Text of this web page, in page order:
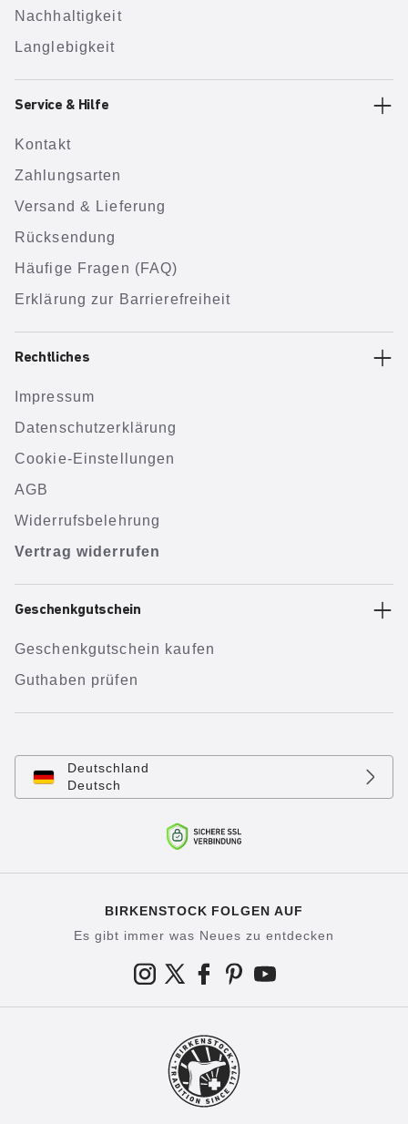
Nachhaltigkeit
Langlebigkeit
Service & Hilfe
Kontakt
Zahlungsarten
Versand & Lieferung
Rücksendung
Häufige Fragen (FAQ)
Erklärung zur Barrierefreiheit
Rechtliches
Impressum
Datenschutzerklärung
Cookie-Einstellungen
AGB
Widerrufsbelehrung
Vertrag widerrufen
Geschenkgutschein
Geschenkgutschein kaufen
Guthaben prüfen
Deutschland
Deutsch
BIRKENSTOCK FOLGEN AUF
Es gibt immer was Neues zu entdecken